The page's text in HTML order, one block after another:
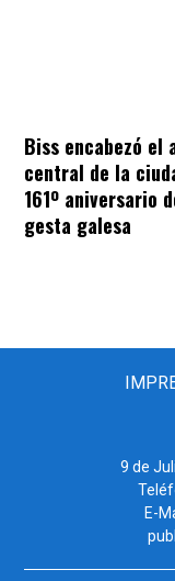
Biss encabezó el
central de la
161º aniversario
gesta galesa
9 de
E-